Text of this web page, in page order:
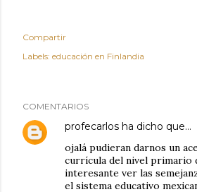
Compartir
Labels: educación en Finlandia
COMENTARIOS
profecarlos ha dicho que…
ojalá pudieran darnos un
currícula del nivel primario
interesante ver las
el sistema educativo